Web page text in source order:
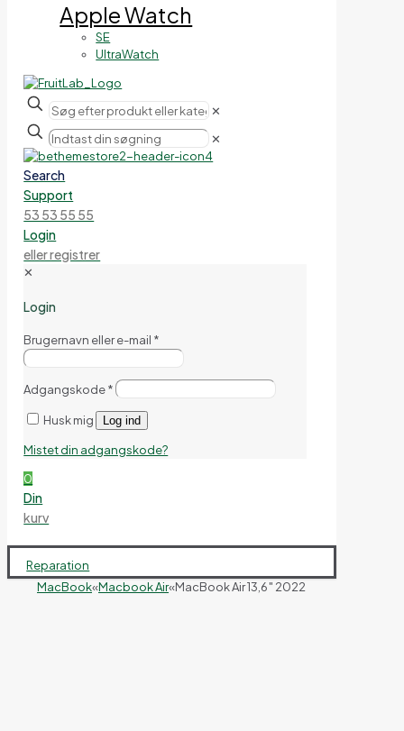
Apple Watch
SE
UltraWatch
✕
✕
Search
Support
53 53 55 55
Login
eller registrer
✕
Login
Brugernavn eller e-mail *
Adgangskode*
Husk mig Log ind
Mistet din adgangskode?
0
Din
kurv
Reparation
MacBook«Macbook Air«MacBook Air 13,6″ 2022